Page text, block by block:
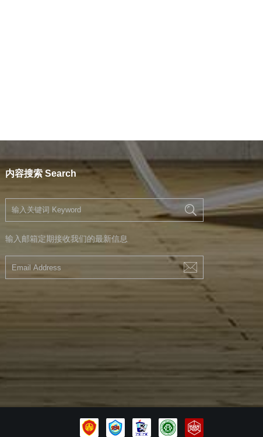
内容搜索 Search
输入邮箱定期接收我们的最新信息